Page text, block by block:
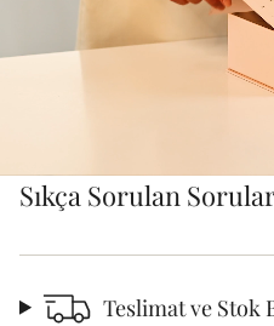
Sıkça Sorulan
Teslimat ve Stok